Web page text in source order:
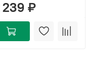
239 ₽